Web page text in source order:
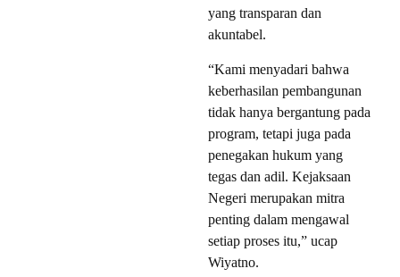
yang transparan dan
akuntabel.
“Kami menyadari bahwa
keberhasilan pembangunan
tidak hanya bergantung pada
program, tetapi juga pada
penegakan hukum yang
tegas dan adil. Kejaksaan
Negeri merupakan mitra
penting dalam mengawal
setiap proses itu,” ucap
Wiyatno.